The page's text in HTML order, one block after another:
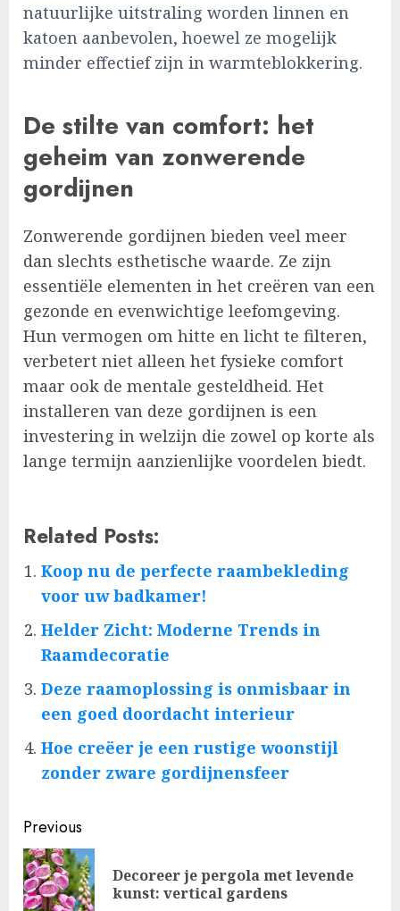
natuurlijke uitstraling worden linnen en
katoen aanbevolen, hoewel ze mogelijk
minder effectief zijn in warmteblokkering.
De stilte van comfort: het
geheim van zonwerende
gordijnen
Zonwerende gordijnen bieden veel meer
dan slechts esthetische waarde. Ze zijn
essentiële elementen in het creëren van een
gezonde en evenwichtige leefomgeving.
Hun vermogen om hitte en licht te filteren,
verbetert niet alleen het fysieke comfort
maar ook de mentale gesteldheid. Het
installeren van deze gordijnen is een
investering in welzijn die zowel op korte als
lange termijn aanzienlijke voordelen biedt.
Related Posts:
Koop nu de perfecte raambekleding
voor uw badkamer!
Helder Zicht: Moderne Trends in
Raamdecoratie
Deze raamoplossing is onmisbaar in
een goed doordacht interieur
Hoe creëer je een rustige woonstijl
zonder zware gordijnensfeer
Post
navigation
Previous
Decoreer je pergola met levende
kunst: vertical gardens